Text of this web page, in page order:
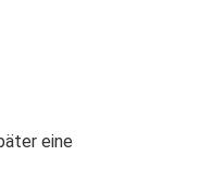
eine